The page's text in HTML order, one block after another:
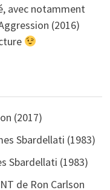
avec notamment
(2016)
(2017)
Sbardellati (1983)
Sbardellati (1983)
de Ron Carlson